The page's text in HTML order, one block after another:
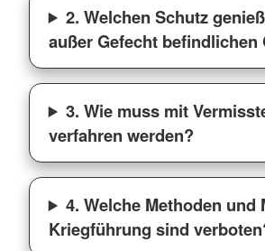
2. Welchen Schutz
außer Gefecht befindlichen
3. Wie muss mit
verfahren werden?
4. Welche Methoden und
Kriegführung sind